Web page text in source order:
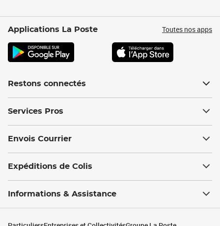
Applications La Poste Toutes nos apps
Restons connectés
Services Pros
Envois Courrier
Expéditions de Colis
Informations & Assistance